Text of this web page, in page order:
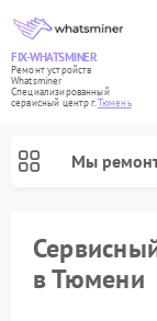
FIX-WHATSMINER
Ремонт устройств
Whatsminer
Специализированный
cервисный центр г.Тюмень
Мы
в Тюмени